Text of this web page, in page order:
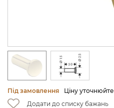
Під замовлення
Ціну уточнюйте
Додати до списку бажань